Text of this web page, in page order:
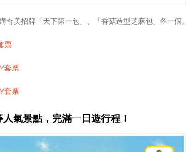
奇美招牌「天下第一包」、「香菇造型芝麻包」各一個。
票
套票
套票
氣景點，完滿一日遊行程！